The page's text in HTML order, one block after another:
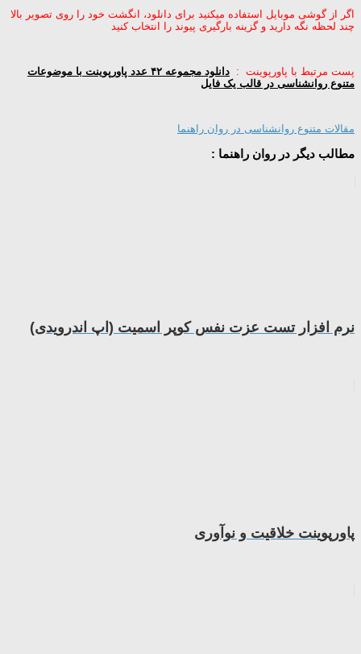
اگر از گوشی موبایل استفاده میکنید برای دانلود، انگشت خود را روی تصویر بالا
چند لحظه نگه دارید و گزینه بارگیری پیوند را انتخاب کنید
پست مرتبط با پاورپوینت :
دانلود مجموعه ۴۲ عدد پاورپوینت با موضوعات
متنوع روانشناسی در قالب یک فایل
مقالات متنوع روانشناسی در روان راهنما
مطالب دیگر در روان راهنما :
نرم افزار تست عزت نفس کوپر اسمیت (اپ اندرویدی)
پاورپوینت خلاقیت و نوآوری